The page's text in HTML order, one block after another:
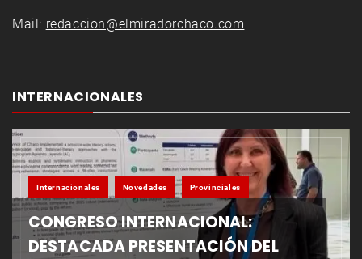
Mail: redaccion@elmiradorchaco.com
INTERNACIONALES
Internacionales Novedades Provinciales
CONGRESO INTERNACIONAL:
DESTACADA PRESENTACIÓN DEL